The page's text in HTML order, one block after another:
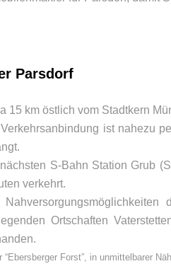
Parsdorf
15 km östlich vom Stadtkern
ist nahezu
S-Bahn Station Grub
verkehrt.
Ortschaften
“Ebersberger Forst”, in unmittelbarer